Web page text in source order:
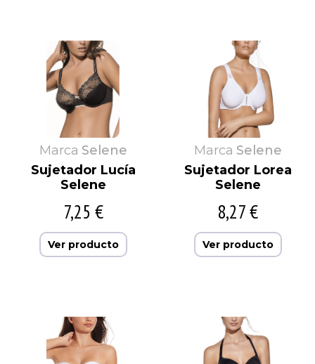
Marca Selene
Sujetador Lucía
Selene
7,25 €
Ver producto
Marca Selene
Sujetador Lorea
Selene
8,27 €
Ver producto